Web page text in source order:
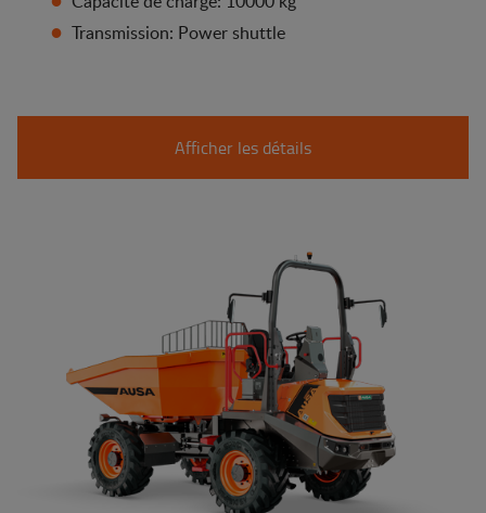
Transmission: Power shuttle
Afficher les détails